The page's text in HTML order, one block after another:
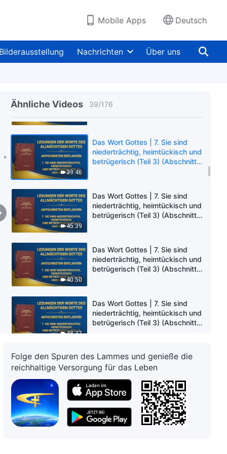
Mobile Apps Deutsch
Bilderausstellung Nachrichten Über uns
Ähnliche Videos 39/176
54:29
betrügerisch (Teil 3) (Abschnitt
Eins)
39:25
betrügerisch (Teil 3) (Abschnitt
Zwei)
39:46
Das Wort Gottes | 7. Sie sind
niederträchtig, heimtückisch und
betrügerisch (Teil 3) (Abschnitt
45:39
Das Wort Gottes | 7. Sie sind
niederträchtig, heimtückisch und
betrügerisch (Teil 3) (Abschnitt
40:50
Das Wort Gottes | 7. Sie sind
niederträchtig, heimtückisch und
betrügerisch (Teil 3) (Abschnitt
48:37
Das Wort Gottes | 7. Sie sind
niederträchtig, heimtückisch und
betrügerisch (Teil 3) (Abschnitt
53:54
Das Wort Gottes | 7. Sie sind
niederträchtig, heimtückisch und
Sieben)
Das Wort Gottes | 7. Sie sind
niederträchtig, heimtückisch und
Folge den Spuren des Lammes und genieße die
reichhaltige Versorgung für das Leben